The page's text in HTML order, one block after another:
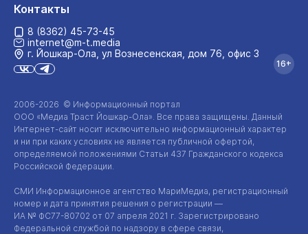
2006-2026 © Информационный портал
ООО «Медиа Траст Йошкар-Ола». Все права защищены. Данный
Интернет-сайт носит исключительно информационный характер
и ни при каких условиях не является публичной офертой,
определяемой положениями Статьи 437 Гражданского кодекса
Российской Федерации.
СМИ Информационное агентство МариМедиа, регистрационный
номер и дата принятия решения о регистрации —
ИА № ФС77-80702 от 07 апреля 2021 г. Зарегистрировано
Федеральной службой по надзору в сфере связи,
Контакты
8 (8362) 45-73-45
internet@m-t.media
г. Йошкар‑Ола, ул Вознесенская, дом 76, офис 3
16+